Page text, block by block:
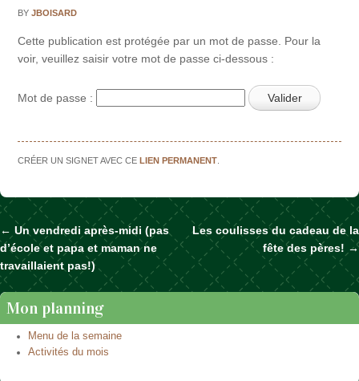
BYJBOISARD
Cette publication est protégée par un mot de passe. Pour la
voir, veuillez saisir votre mot de passe ci-dessous :
Mot de passe :
CRÉER UN SIGNET AVEC CELIEN PERMANENT
Naviguer dans les articles
← Un vendredi après-midi (pas
d’école et papa et maman ne
travaillaient pas!)
Les coulisses du cadeau de la
fête des pères! →
Mon planning
Menu de la semaine
Activités du mois